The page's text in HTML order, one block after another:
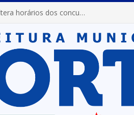
Prefeitura de Portel prorroga inscrições e altera horários dos concursos “Musa” e “Miss Mix Verão 2026”